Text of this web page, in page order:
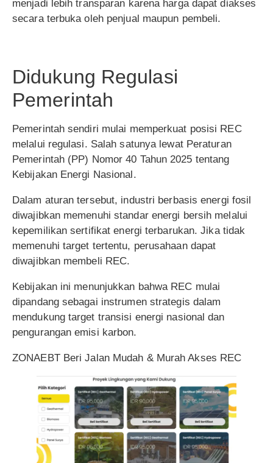
menjadi lebih transparan karena harga dapat diakses
secara terbuka oleh penjual maupun pembeli.
Didukung Regulasi
Pemerintah
Pemerintah sendiri mulai memperkuat posisi REC
melalui regulasi. Salah satunya lewat Peraturan
Pemerintah (PP) Nomor 40 Tahun 2025 tentang
Kebijakan Energi Nasional.
Dalam aturan tersebut, industri berbasis energi fosil
diwajibkan memenuhi standar energi bersih melalui
kepemilikan sertifikat energi terbarukan. Jika tidak
memenuhi target tertentu, perusahaan dapat
diwajibkan membeli REC.
Kebijakan ini menunjukkan bahwa REC mulai
dipandang sebagai instrumen strategis dalam
mendukung target transisi energi nasional dan
pengurangan emisi karbon.
ZONAEBT Beri Jalan Mudah & Murah Akses REC